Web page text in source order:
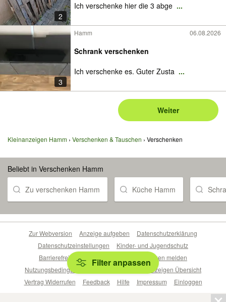
2
Ich verschenke hier die 3 abge ...
3
Hamm 06.08.2026
Schrank verschenken
Ich verschenke es. Guter Zusta ...
Weiter
Kleinanzeigen Hamm Verschenken & Tauschen Verschenken
Beliebt in Verschenken Hamm
Zu verschenken Hamm Küche Hamm
Filter anpassen
Zur Webversion Anzeige aufgeben
Datenschutzerklärung
Datenschutzeinstellungen
Kinder- und Jugendschutz
Barrierefreiheitserklärung
Sicherheitslücken melden
Nutzungsbedingungen
Beliebte Suchen
Anzeigen Übersicht
Vertrag Widerrufen
Feedback Hilfe Impressum Einloggen